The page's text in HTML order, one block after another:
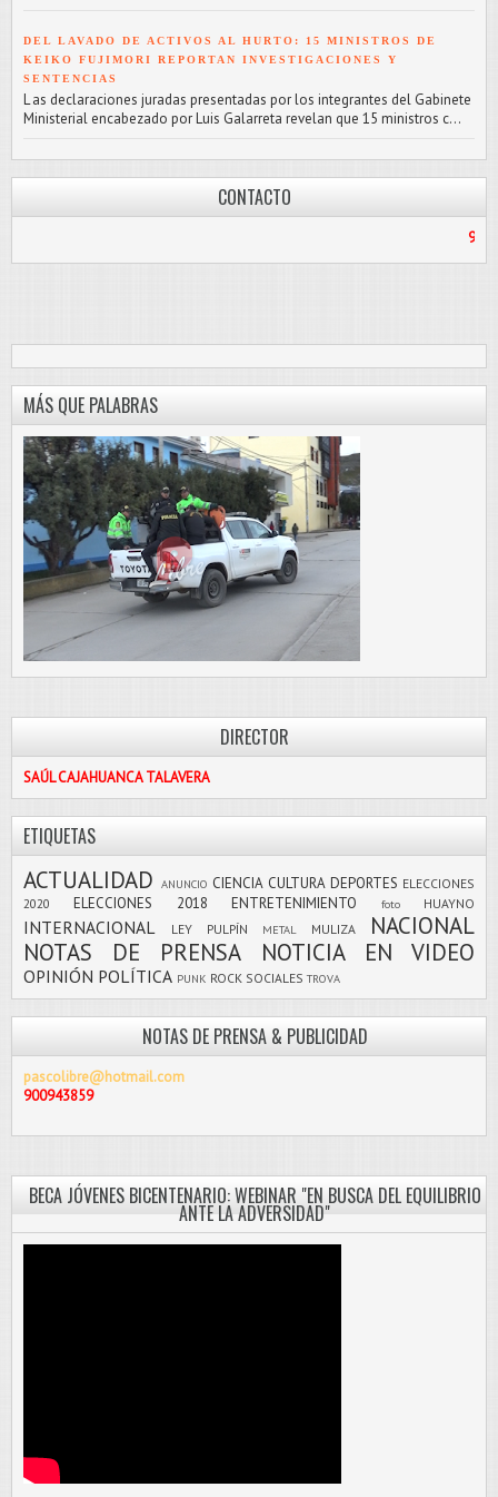
DEL LAVADO DE ACTIVOS AL HURTO: 15 MINISTROS DE
KEIKO FUJIMORI REPORTAN INVESTIGACIONES Y
SENTENCIAS
L as declaraciones juradas presentadas por los integrantes del Gabinete
Ministerial encabezado por Luis Galarreta revelan que 15 ministros c...
CONTACTO
/
MÁS QUE PALABRAS
DIRECTOR
SAÚL CAJAHUANCA TALAVERA
ETIQUETAS
ACTUALIDAD ANUNCIO CIENCIA CULTURA DEPORTES ELECCIONES
2020
ELECCIONES 2018 ENTRETENIMIENTO foto HUAYNO
INTERNACIONAL LEY PULPÍN METAL MULIZA
NACIONAL
NOTAS DE PRENSA
NOTICIA EN VIDEO
OPINIÓN POLÍTICA PUNK ROCK SOCIALES TROVA
NOTAS DE PRENSA & PUBLICIDAD
pascolibre@hotmail.com
900943859
BECA JÓVENES BICENTENARIO: WEBINAR "EN BUSCA DEL EQUILIBRIO
ANTE LA ADVERSIDAD"